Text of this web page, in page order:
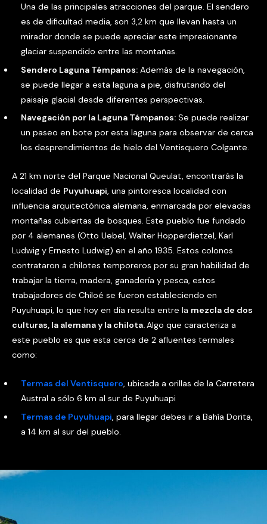
Una de las principales atracciones del parque. El sendero
es de dificultad media, son 3,2 km que llevan hasta un
mirador donde se puede apreciar este impresionante
glaciar suspendido entre las montañas.
Sendero Laguna Témpanos:Además de la navegación,
se puede llegar a esta laguna a pie, disfrutando del
paisaje glacial desde diferentes perspectivas.
Navegación por la Laguna Témpanos:Se puede realizar
un paseo en bote por esta laguna para observar de cerca
los desprendimientos de hielo del Ventisquero Colgante.
A 21 km norte del Parque Nacional Queulat, encontrarás la
localidad de Puyuhuapi, una pintoresca localidad con
influencia arquitectónica alemana, enmarcada por elevadas
montañas cubiertas de bosques. Este pueblo fue fundado
por 4 alemanes (Otto Uebel, Walter Hopperdietzel, Karl
Ludwig y Ernesto Ludwig) en el año 1935. Estos colonos
contrataron a chilotes temporeros por su gran habilidad de
trabajar la tierra, madera, ganadería y pesca, estos
trabajadores de Chiloé se fueron estableciendo en
Puyuhuapi, lo que hoy en día resulta entre la mezcla de dos
culturas, la alemana y la chilota.Algo que caracteriza a
este pueblo es que esta cerca de 2 afluentes termales
como:
Termas del Ventisquero, ubicada a orillas de la Carretera
Austral a sólo 6 km al sur de Puyuhuapi
Termas de Puyuhuapi, para llegar debes ir a Bahía Dorita,
a 14 km al sur del pueblo.